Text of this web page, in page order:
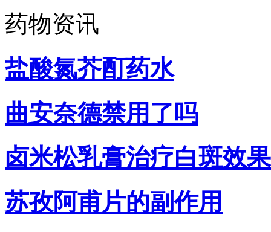
药物资讯
盐酸氮芥酊药水
曲安奈德禁用了吗
卤米松乳膏治疗白斑效
苏孜阿甫片的副作用